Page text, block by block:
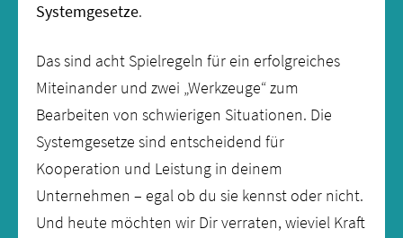
Systemgesetze.
Das sind acht Spielregeln für ein erfolgreiches
Miteinander und zwei „Werkzeuge“ zum
Bearbeiten von schwierigen Situationen. Die
Systemgesetze sind entscheidend für
Kooperation und Leistung in deinem
Unternehmen – egal ob du sie kennst oder nicht.
Und heute möchten wir Dir verraten, wieviel Kraft